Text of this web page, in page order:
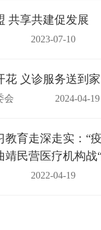
共享共建促发展
2023-07-10
花 义诊服务送到家
会 2024-04-19
育走深走实：“疫
靖民营医疗机构战
2022-04-19